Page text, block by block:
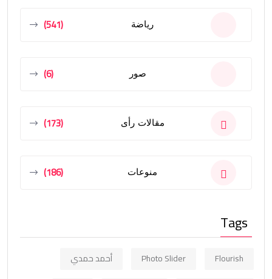
رياضة (541)
صور (6)
مقالات رأى (173)
منوعات (186)
Tags
Flourish
Photo Slider
أحمد حمدي